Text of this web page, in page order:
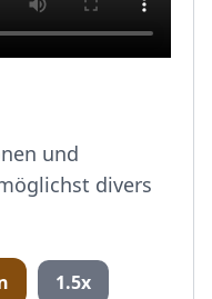
und
divers
1.5x